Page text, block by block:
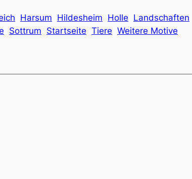
Harsum Hildesheim Holle Landschaften
Sottrum Startseite Tiere Weitere Motive